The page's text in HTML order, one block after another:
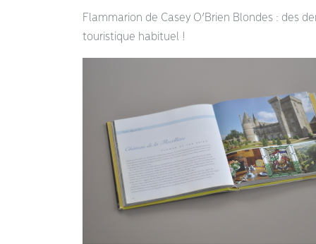
Flammarion de Casey O’Brien Blondes : des
touristique habituel !